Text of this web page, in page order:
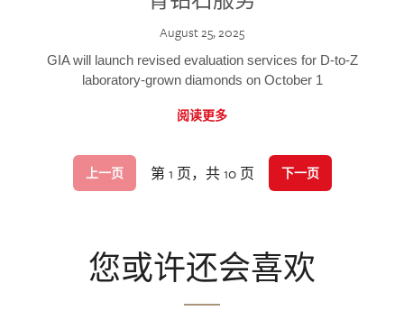
August 25, 2025
GIA will launch revised evaluation services for D-to-Z
laboratory-grown diamonds on October 1
阅读更多
上一页 第 1 页，共 10 页 下一页
您或许还会喜欢